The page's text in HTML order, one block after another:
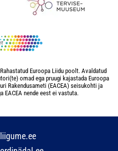
Euroopa Liidu poolt. Avaldatud
omad ega pruugi kajastada Euroopa
Rakendusameti (EACEA) seisukohti ja
EACEA nende eest ei vastuta.